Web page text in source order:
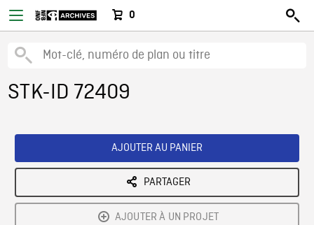
0
STK-ID 72409
AJOUTER AU PANIER
PARTAGER
AJOUTER À UN PROJET